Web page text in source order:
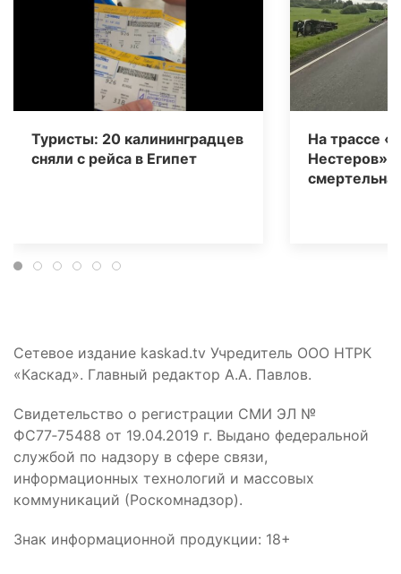
Туристы: 20 калининградцев
сняли с рейса в Египет
На трассе
Нестеров»
Сетевое издание kaskad.tv Учредитель ООО НТРК
«Каскад». Главный редактор А.А. Павлов.
Свидетельство о регистрации СМИ ЭЛ №
ФС77‑75488 от 19.04.2019 г. Выдано федеральной
службой по надзору в сфере связи,
информационных технологий и массовых
коммуникаций (Роскомнадзор).
Знак информационной продукции: 18+